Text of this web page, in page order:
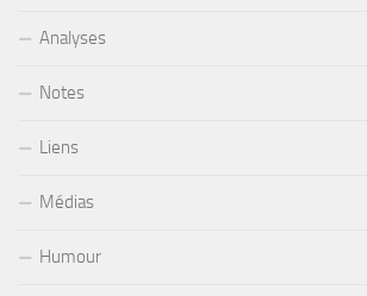
Analyses
Notes
Liens
Médias
Humour